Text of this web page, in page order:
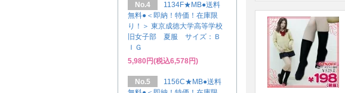
No.4
1134F★MB●送料
無料●＜即納！特価！在庫限
り！＞ 東京成徳大学高等学校
旧女子部 夏服 サイズ：Ｂ
ＩＧ
5,980円(税込6,578円)
No.5
1156C★MB●送料